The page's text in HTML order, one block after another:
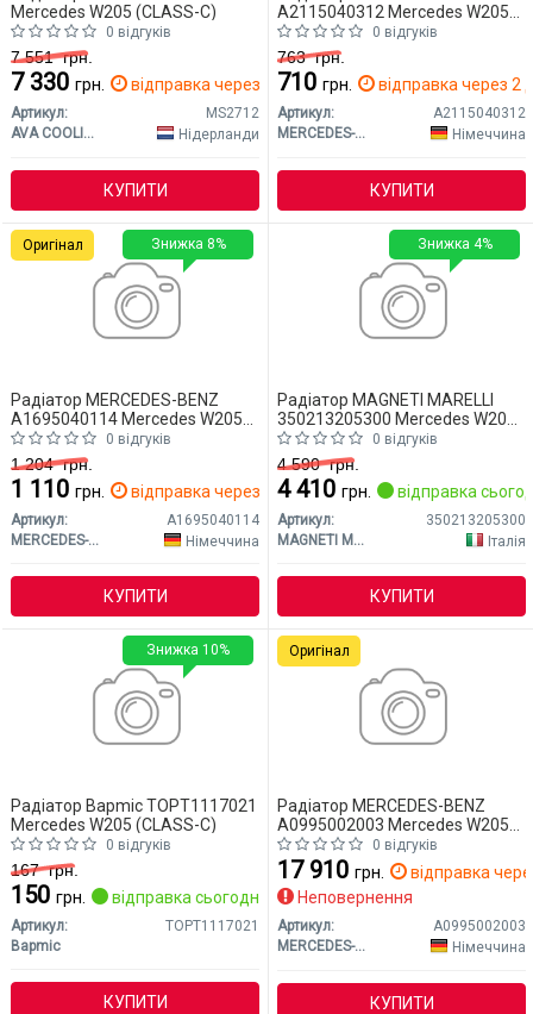
Mercedes W205 (CLASS-C)
0 відгуків
7 551грн.
7 330 грн. відправка через 2 дн.
Артикул:
MS2712
AVA COOLING
Нідерланди
КУПИТИ
A2115040312 Mercedes W205
(CLASS-C)
0 відгуків
763грн.
710 грн. відправка через 2
Артикул:
A2115040312
MERCEDES-BENZ
Німеччина
КУПИТИ
Радіатор MERCEDES-BENZ
A1695040114 Mercedes W205
(CLASS-C)
0 відгуків
1 204грн.
1 110 грн. відправка через 2 дн.
Артикул:
A1695040114
MERCEDES-BENZ
Німеччина
КУПИТИ
Знижка 8%
Оригінал
Радіатор MAGNETI MARELLI
350213205300 Mercedes W205
(CLASS-C)
0 відгуків
4 590грн.
4 410 грн. відправка
Артикул:
350213205300
MAGNETI MARELLI
Італія
КУПИТИ
Знижка 4%
Радіатор Bapmic TOPT1117021
Mercedes W205 (CLASS-C)
0 відгуків
167грн.
150 грн. відправка сьогодні
Артикул:
TOPT1117021
Bapmic
КУПИТИ
Знижка 10%
Радіатор MERCEDES-BENZ
A0995002003 Mercedes W205
(CLASS-C)
0 відгуків
17 910 грн.
відправка
Неповернення
Артикул:
A0995002003
MERCEDES-BENZ
Німеччина
КУПИТИ
Оригінал